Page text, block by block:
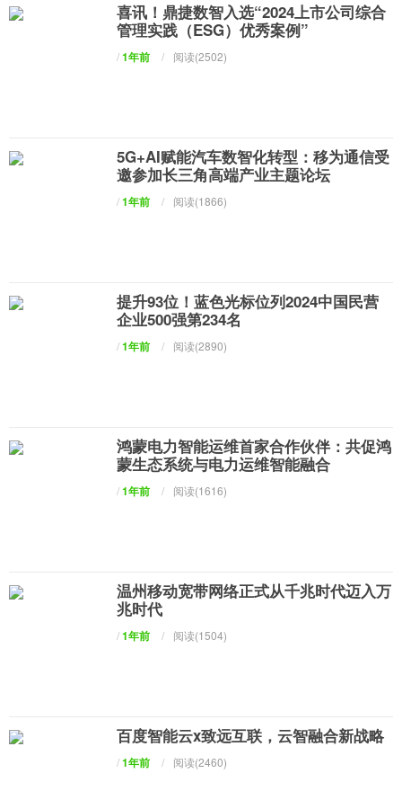
喜讯！鼎捷数智入选“2024上市公司综合
管理实践（ESG）优秀案例”
/1年前 / 阅读(2502)
5G+AI赋能汽车数智化转型：移为通信受
邀参加长三角高端产业主题论坛
/1年前 / 阅读(1866)
提升93位！蓝色光标位列2024中国民营
企业500强第234名
/1年前 / 阅读(2890)
鸿蒙电力智能运维首家合作伙伴：共促鸿
蒙生态系统与电力运维智能融合
/1年前 / 阅读(1616)
温州移动宽带网络正式从千兆时代迈入万
兆时代
/1年前 / 阅读(1504)
百度智能云x致远互联，云智融合新战略
/1年前 / 阅读(2460)